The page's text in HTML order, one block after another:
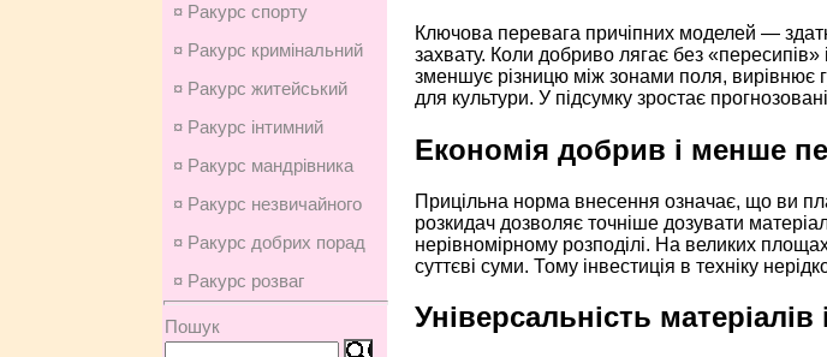
¤ Ракурс спорту
¤ Ракурс кримінальний
¤ Ракурс житейський
¤ Ракурс інтимний
¤ Ракурс мандрівника
¤ Ракурс незвичайного
¤ Ракурс добрих порад
¤ Ракурс розваг
Пошук
Ключова перевага причіпних моделей —
захвату. Коли добриво лягає без
зменшує різницю між зонами поля, вирівнює
для культури. У підсумку зростає
Економія добрив і менше
Прицільна норма внесення означає, що ви
розкидач дозволяє точніше дозувати
нерівномірному розподілі. На великих
суттєві суми. Тому інвестиція в техніку
Універсальність матеріалів